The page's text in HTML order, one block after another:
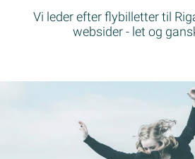
Vi leder efter flybilletter til
websider - let og